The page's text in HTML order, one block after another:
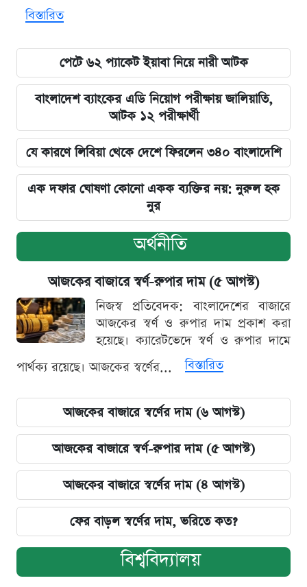
বিস্তারিত
পেটে ৬২ প্যাকেট ইয়াবা নিয়ে নারী আটক
বাংলাদেশ ব্যাংকের এডি নিয়োগ পরীক্ষায় জালিয়াতি,
আটক ১২ পরীক্ষার্থী
যে কারণে লিবিয়া থেকে দেশে ফিরলেন ৩৪০ বাংলাদেশি
এক দফার ঘোষণা কোনো একক ব্যক্তির নয়: নুরুল হক
নুর
অর্থনীতি
আজকের বাজারে স্বর্ণ-রুপার দাম (৫ আগস্ট)
নিজস্ব প্রতিবেদক: বাংলাদেশের বাজারে
আজকের স্বর্ণ ও রুপার দাম প্রকাশ করা
হয়েছে। ক্যারেটভেদে স্বর্ণ ও রুপার দামে
পার্থক্য রয়েছে। আজকের স্বর্ণের...
বিস্তারিত
আজকের বাজারে স্বর্ণের দাম (৬ আগস্ট)
আজকের বাজারে স্বর্ণ-রুপার দাম (৫ আগস্ট)
আজকের বাজারে স্বর্ণের দাম (৪ আগস্ট)
ফের বাড়ল স্বর্ণের দাম, ভরিতে কত?
বিশ্ববিদ্যালয়